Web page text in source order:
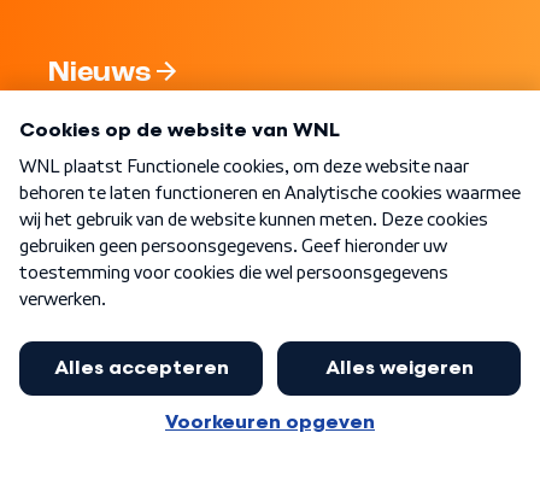
Nieuws
Nieuwsbrief
Word Lid